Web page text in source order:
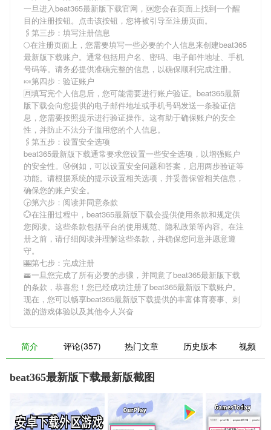
一旦进入beat365最新版下载官网，🆗您会在页面上找到一个醒
目的注册按钮。点击该按钮，您将被引导至注册页面。
🖇第三步：填写注册信息
🌕在注册页面上，您需要填写一些必要的个人信息来创建beat365
最新版下载账户。通常包括用户名、密码、电子邮件地址、手机
号码等。请务必提供准确完整的信息，以确保顺利完成注册。
🍬第四步：验证账户
🈷填写完个人信息后，您可能需要进行账户验证。 beat365最新
版下载会向您提供的电子邮件地址或手机号码发送一条验证信
息，您需要按照提示进行验证操作。这有助于确保账户的安全
性，并防止不法分子滥用您的个人信息。
🖇第五步：设置安全选项
beat365最新版下载通常要求您设置一些安全选项，以增强账户
的安全性。Ⓜ例如，可以设置安全问题和答案，启用两步验证等
功能。请根据系统的提示设置相关选项，并妥善保管相关信息，
确保您的账户安全。
🕞第六步：阅读并同意条款
💮在注册过程中， beat365最新版下载会提供使用条款和规定供
您阅读。这些条款包括平台的使用规范、隐私政策等内容。在注
册之前，请仔细阅读并理解这些条款，并确保您同意并愿意遵
守。
🎰第七步：完成注册
🚟一旦您完成了所有必要的步骤，并同意了beat365最新版下载
的条款，恭喜您！您已经成功注册了beat365最新版下载账户。
现在，您可以畅享beat365最新版下载提供的丰富体育赛事、刺
激的游戏体验以及其他令人兴奋
简介 评论(357) 热门文章 历史版本 视频
beat365最新版下载最新版截图